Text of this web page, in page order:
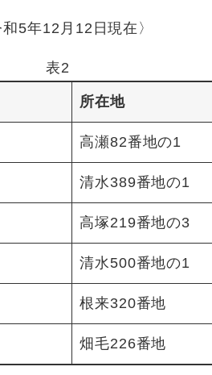
5年12月12日現在〉
表2
所在地
高瀬82番地の1
清水389番地の1
高塚219番地の3
清水500番地の1
根来320番地
畑毛226番地